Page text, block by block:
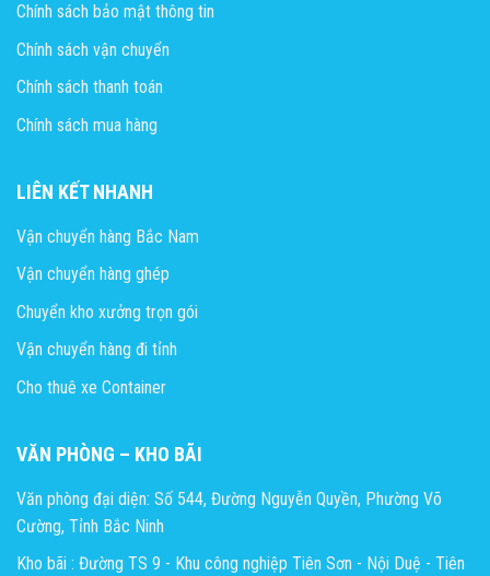
Chính sách bảo mật thông tin
Chính sách vận chuyển
Chính sách thanh toán
Chính sách mua hàng
LIÊN KẾT NHANH
Vận chuyển hàng Bắc Nam
Vận chuyển hàng ghép
Chuyển kho xưởng trọn gói
Vận chuyển hàng đi tỉnh
Cho thuê xe Container
VĂN PHÒNG – KHO BÃI
Văn phòng đại diện: Số 544, Đường Nguyễn Quyền, Phường Võ
Cường, Tỉnh Bắc Ninh
Kho bãi : Đường TS 9 - Khu công nghiệp Tiên Sơn - Nội Duệ - Tiên